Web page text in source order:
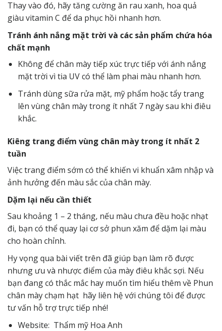
Thay vào đó, hãy tăng cường ăn rau xanh, hoa quả
giàu vitamin C để da phục hồi nhanh hơn.
Tránh ánh nắng mặt trời và các sản phẩm chứa hóa
chất mạnh
Không để chân mày tiếp xúc trực tiếp với ánh nắng
mặt trời vì tia UV có thể làm phai màu nhanh hơn.
Tránh dùng sữa rửa mặt, mỹ phẩm hoặc tẩy trang
lên vùng chân mày trong ít nhất 7 ngày sau khi điêu
khắc.
Kiêng trang điểm vùng chân mày trong ít nhất 2
tuần
Việc trang điểm sớm có thể khiến vi khuẩn xâm nhập và
ảnh hưởng đến màu sắc của chân mày.
Dặm lại nếu cần thiết
Sau khoảng 1 – 2 tháng, nếu màu chưa đều hoặc nhạt
đi, bạn có thể quay lại cơ sở phun xăm để dặm lại màu
cho hoàn chỉnh.
Hy vọng qua bài viết trên đã giúp bạn làm rõ được
nhưng ưu và nhược điểm của mày điêu khắc sợi. Nếu
bạn đang có thắc mắc hay muốn tìm hiểu thêm về Phun
chân mày chạm hạt hãy liên hệvới chúng tôi để được
tư vấn hỗ trợ trực tiếp nhé!
Website: Thẩm mỹ Hoa Anh